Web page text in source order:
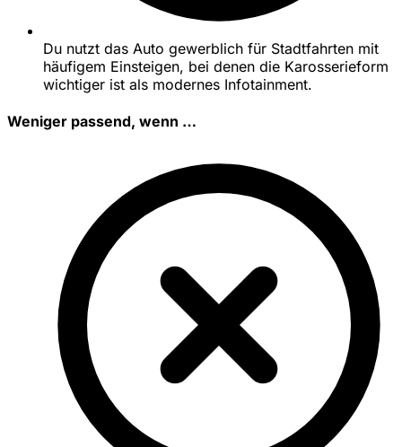
Du nutzt das Auto gewerblich für Stadtfahrten mit
häufigem Einsteigen, bei denen die Karosserieform
wichtiger ist als modernes Infotainment.
Weniger passend, wenn …